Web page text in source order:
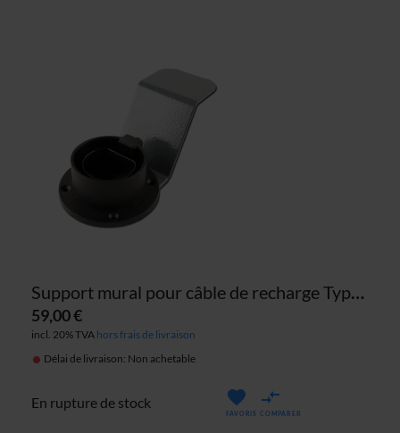
Support mural pour câble de recharge Type 2
59,00 €
incl. 20% TVA hors frais de livraison
Délai de livraison: Non achetable
En rupture de stock
FAVORIS COMPARER